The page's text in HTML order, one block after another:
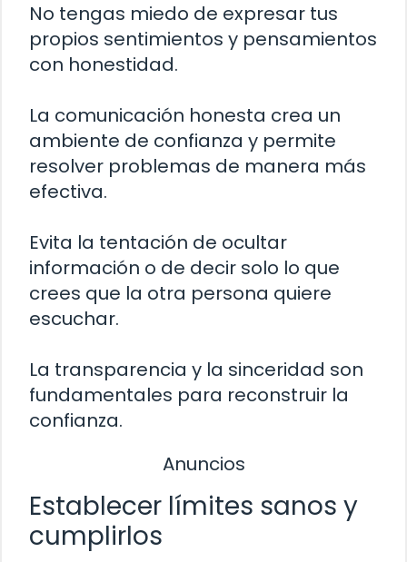
No tengas miedo de expresar tus
propios sentimientos y pensamientos
con honestidad.
La comunicación honesta crea un
ambiente de confianza y permite
resolver problemas de manera más
efectiva.
Evita la tentación de ocultar
información o de decir solo lo que
crees que la otra persona quiere
escuchar.
La transparencia y la sinceridad son
fundamentales para reconstruir la
confianza.
Anuncios
Establecer límites sanos y
cumplirlos